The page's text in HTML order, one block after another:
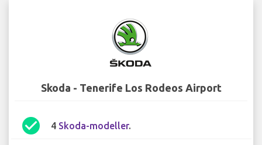
Skoda - Tenerife Los Rodeos Airport
check_circle 4 Skoda-modeller.